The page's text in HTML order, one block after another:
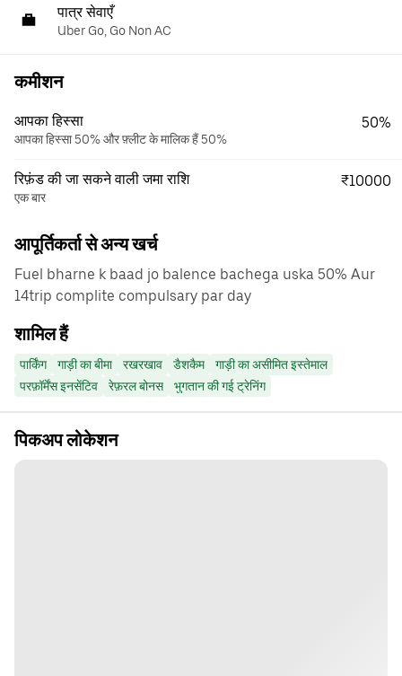
पात्र सेवाएँ
Uber Go, Go Non AC
कमीशन
आपका हिस्सा
आपका हिस्सा 50% और फ़्लीट के मालिक हैं 50%
50%
रिफ़ंड की जा सकने वाली जमा राशि
एक बार
₹10000
आपूर्तिकर्ता से अन्य खर्च
Fuel bharne k baad jo balence bachega uska 50% Aur
14trip complite compulsary par day
शामिल हैं
पार्किंग गाड़ी का बीमा रखरखाव डैशकैम
गाड़ी का असीमित इस्तेमाल
परफ़ॉर्मेंस इनसेंटिव
रेफ़रल बोनस भुगतान की गई ट्रेनिंग
पिकअप लोकेशन